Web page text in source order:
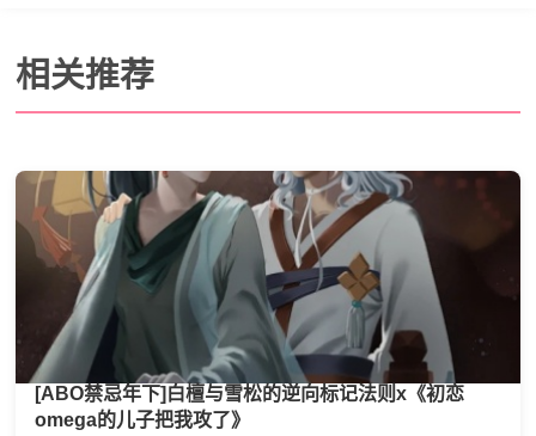
相关推荐
[ABO禁忌年下]白檀与雪松的逆向标记法则x《初恋
omega的儿子把我攻了》